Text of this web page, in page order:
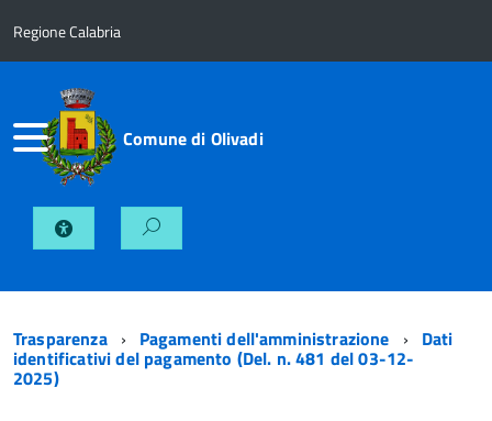
Regione Calabria
Comune di Olivadi
Trasparenza Pagamenti dell'amministrazione Dati
identificativi del pagamento (Del. n. 481 del 03-12-
2025)